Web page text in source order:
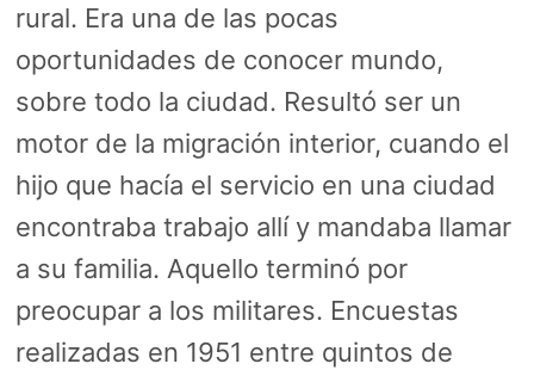
rural. Era una de las pocas
oportunidades de conocer mundo,
sobre todo la ciudad. Resultó ser un
motor de la migración interior, cuando el
hijo que hacía el servicio en una ciudad
encontraba trabajo allí y mandaba llamar
a su familia. Aquello terminó por
preocupar a los militares. Encuestas
realizadas en 1951 entre quintos de